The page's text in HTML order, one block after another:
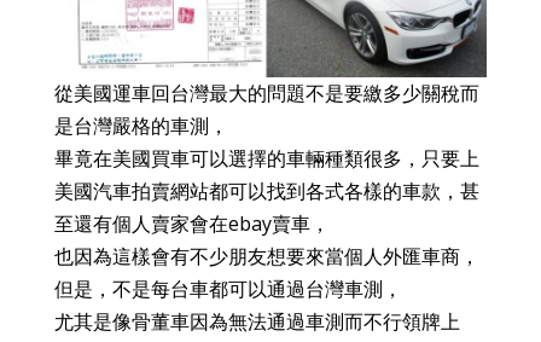
從美國運車回台灣最大的問題不是要繳多少關稅而
是台灣嚴格的車測，
畢竟在美國買車可以選擇的車輛種類很多，只要上
美國汽車拍賣網站都可以找到各式各樣的車款，甚
至還有個人賣家會在ebay賣車，
也因為這樣會有不少朋友想要來當個人外匯車商，
但是，不是每台車都可以通過台灣車測，
尤其是像骨董車因為無法通過車測而不行領牌上